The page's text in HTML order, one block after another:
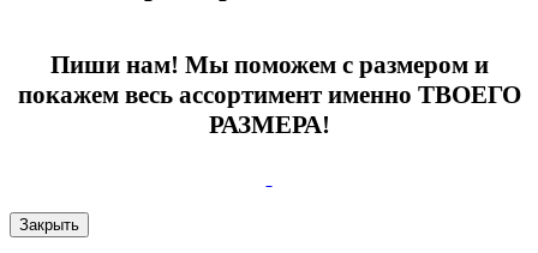
Пиши нам! Мы поможем с размером и
покажем весь ассортимент именно ТВОЕГО
РАЗМЕРА!
Закрыть